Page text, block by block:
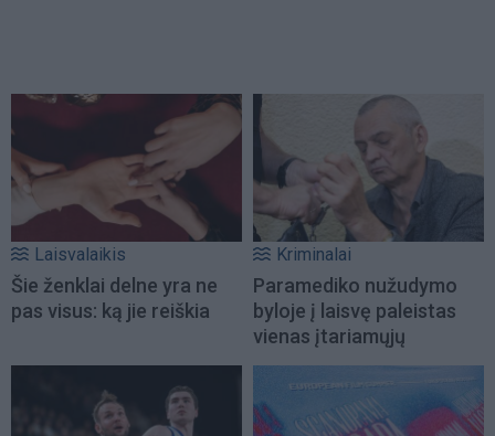
Laisvalaikis
Šie ženklai delne yra ne
pas visus: ką jie reiškia
Kriminalai
Paramediko nužudymo
byloje į laisvę paleistas
vienas įtariamųjų